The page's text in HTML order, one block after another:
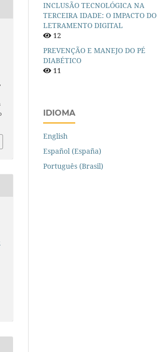
INCLUSÃO TECNOLÓGICA NA
TERCEIRA IDADE: O IMPACTO DO
LETRAMENTO DIGITAL
12
PREVENÇÃO E MANEJO DO PÉ
DIABÉTICO
11
IDIOMA
English
Español (España)
Português (Brasil)